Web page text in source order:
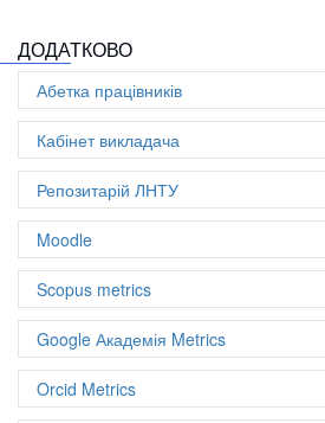
Цитувань: 44
Цитовано із34документів
Співавторів: 11
Документів: 9
h-index: 4
ДОДАТКОВО
Абетка працівників
Кабінет викладача
Репозитарій ЛНТУ
Moodle
Scopus metrics
Google Академія Metrics
Orcid Metrics